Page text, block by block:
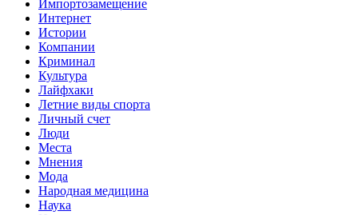
Импортозамещение
Интернет
Истории
Компании
Криминал
Культура
Лайфхаки
Летние виды спорта
Личный счет
Люди
Места
Мнения
Мода
Народная медицина
Наука